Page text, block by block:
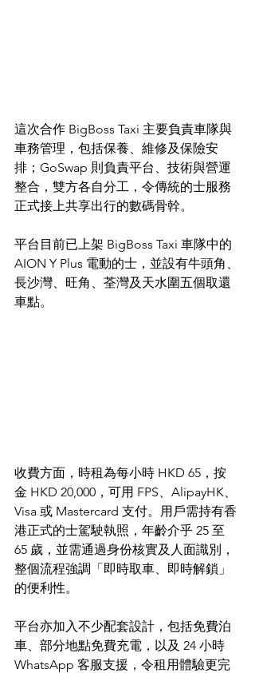
這次合作 BigBoss Taxi 主要負責車隊與
車務管理，包括保養、維修及保險安
排；GoSwap 則負責平台、技術與營運
整合，雙方各自分工，令傳統的士服務
正式接上共享出行的數碼骨幹。
平台目前已上架 BigBoss Taxi 車隊中的
AION Y Plus 電動的士，並設有牛頭角、
長沙灣、旺角、荃灣及天水圍五個取還
車點。
收費方面，時租為每小時 HKD 65，按
金 HKD 20,000，可用 FPS、AlipayHK、
Visa 或 Mastercard 支付。用戶需持有香
港正式的士駕駛執照，年齡介乎 25 至
65 歲，並需通過身份核實及人面識別，
整個流程強調「即時取車、即時解鎖」
的便利性。
平台亦加入不少配套設計，包括免費泊
車、部分地點免費充電，以及 24 小時
WhatsApp 客服支援，令租用體驗更完